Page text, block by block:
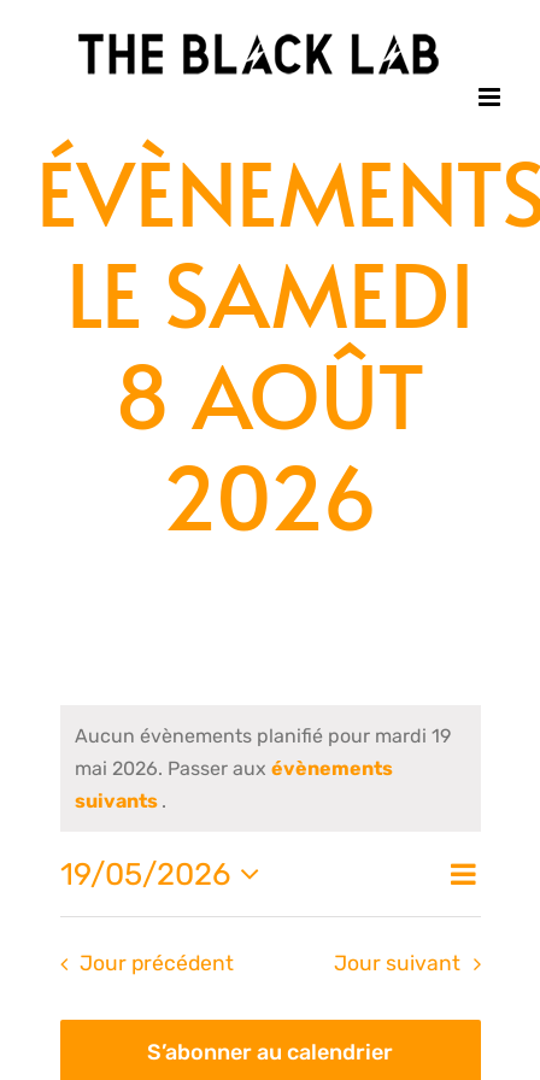
LE SAMEDI
8 AOÛT
2026
Aucun évènements planifié pour mardi 19
mai 2026. Passer aux évènements
suivants .
de
Jour
19/05/2026
Sélectionnez
date.
Jour précédent Jour suivant
S’abonner au calendrier